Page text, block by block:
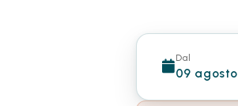
Dal
09 agosto